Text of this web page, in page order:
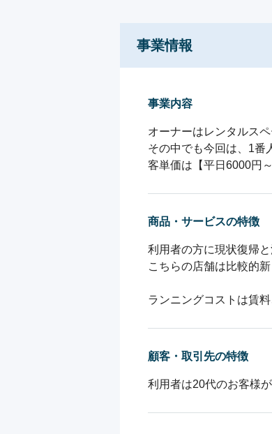
事業情報
事業内容
オーナーはレンタルス
その中でも今回は、1番
客単価は【平日6000円
商品・サービスの特徴
利用者の方に現状復帰
こちらの店舗は比較的
ランニングコストは賃
顧客・取引先の特徴
利用者は20代のお客様が